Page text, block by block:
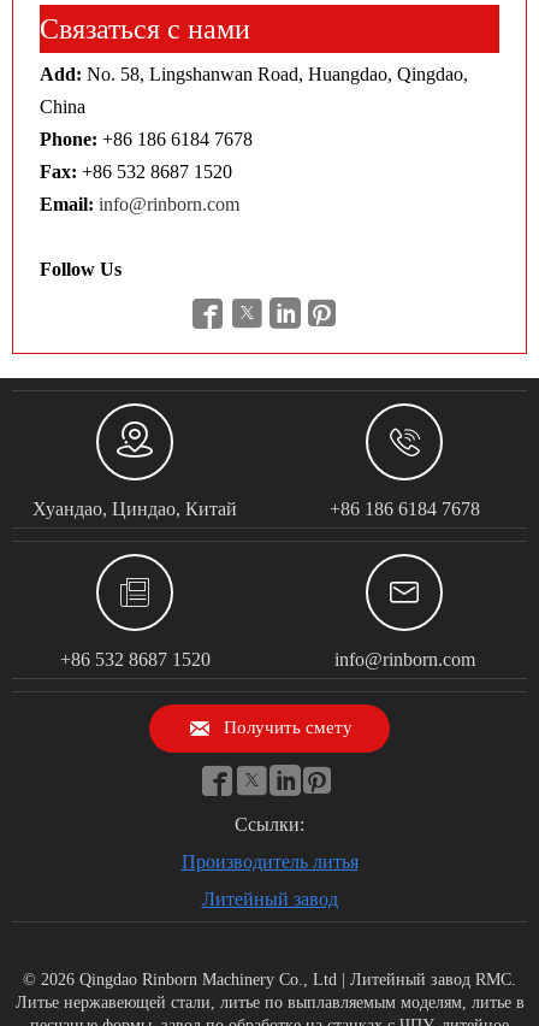
Связаться с нами
Add: No. 58, Lingshanwan Road, Huangdao, Qingdao,
China
Phone: +86 186 6184 7678
Fax:+86 532 8687 1520
Email: info@rinborn.com
Follow Us
   

Хуандао, Циндао, Китай

+86 186 6184 7678

+86 532 8687 1520

info@rinborn.com
 Получить смету
   
Ссылки:
Производитель литья
Литейный завод
© 2026 Qingdao Rinborn Machinery Co., Ltd | Литейный завод RMC.
Литье нержавеющей стали, литье по выплавляемым моделям, литье в